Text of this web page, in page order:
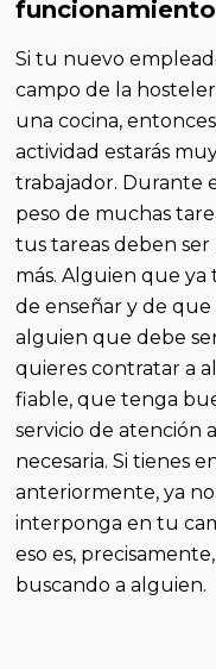
Si tu nuevo
campo de la
una cocina,
actividad estarás
trabajador. Durante
peso de muchas
tus tareas deben
más. Alguien que ya
de enseñar y de
alguien que debe
quieres contratar a
fiable, que tenga
servicio de atención
necesaria. Si tienes
anteriormente, ya
interponga en tu
eso es,
buscando a alguien.